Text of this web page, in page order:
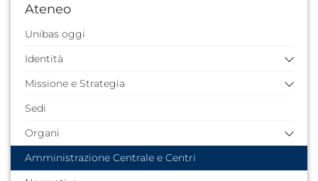
Ateneo
Unibas oggi
Identità
Storia dell'Ateneo
Quarantennale
Missione e Strategia
Missione e valori
Piano Strategico 2024/2026
Documenti di pianificazione e strategici
Comitato Strategico di Ateneo
Sedi
Organi
Rettore
Prorettore vicario
Amministrazione Centrale e Centri